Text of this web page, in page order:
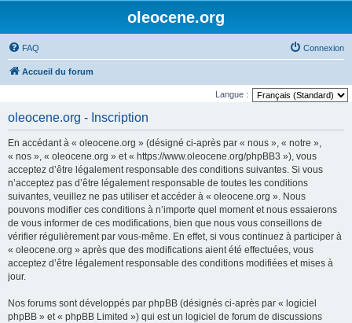
oleocene.org
FAQ Connexion
Accueil du forum
Langue :
oleocene.org - Inscription
En accédant à « oleocene.org » (désigné ci-après par « nous », « notre »,
« nos », « oleocene.org » et « https://www.oleocene.org/phpBB3 »), vous
acceptez d’être légalement responsable des conditions suivantes. Si vous
n’acceptez pas d’être légalement responsable de toutes les conditions
suivantes, veuillez ne pas utiliser et accéder à « oleocene.org ». Nous
pouvons modifier ces conditions à n’importe quel moment et nous essaierons
de vous informer de ces modifications, bien que nous vous conseillons de
vérifier régulièrement par vous-même. En effet, si vous continuez à participer à
« oleocene.org » après que des modifications aient été effectuées, vous
acceptez d’être légalement responsable des conditions modifiées et mises à
jour.
Nos forums sont développés par phpBB (désignés ci-après par « logiciel
phpBB » et « phpBB Limited ») qui est un logiciel de forum de discussions